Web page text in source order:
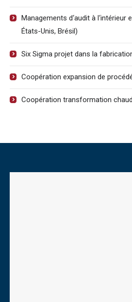
Managements d‘audit à l‘intérieur
États-Unis, Brésil)
Six Sigma projet dans la
Coopération expansion de
Coopération transformation